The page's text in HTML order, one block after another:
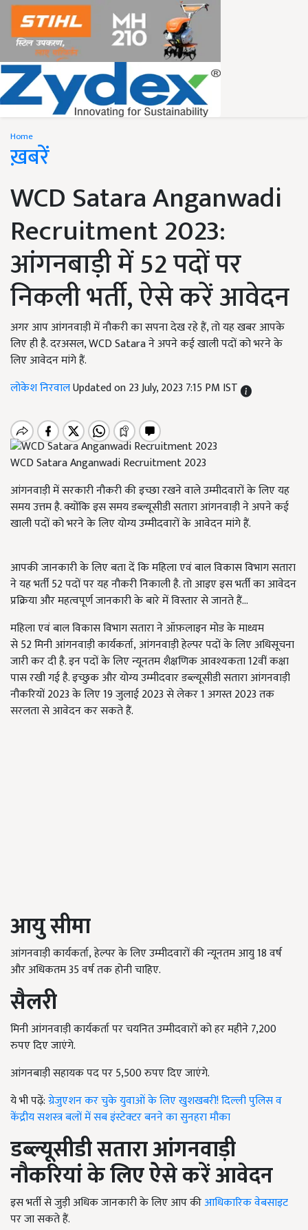
Home
ख़बरें
WCD Satara Anganwadi
Recruitment 2023:
आंगनबाड़ी में 52 पदों पर
निकली भर्ती, ऐसे करें आवेदन
अगर आप आंगनवाड़ी में नौकरी का सपना देख रहे हैं, तो यह खबर आपके
लिए ही है. दरअसल, WCD Satara ने अपने कई खाली पदों को भरने के
लिए आवेदन मांगे हैं.
लोकेश निरवालUpdated on 23 July, 2023 7:15 PM IST
WCD Satara Anganwadi Recruitment 2023
आंगनवाड़ी में सरकारी नौकरी की इच्छा रखने वाले उम्मीदवारों के लिए यह
समय उत्तम है. क्योंकि इस समय डब्ल्यूसीडी सतारा आंगनवाड़ी ने अपने कई
खाली पदों को भरने के लिए योग्य उम्मीदवारों के आवेदन मांगे हैं.
आपकी जानकारी के लिए बता दें कि महिला एवं बाल विकास विभाग सतारा
ने यह भर्ती 52पदों पर यह नौकरी निकाली है. तो आइए इस भर्ती का आवेदन
प्रक्रिया और महत्वपूर्ण जानकारी के बारे में विस्तार से जानते हैं...
महिला एवं बाल विकास विभाग सतारा ने ऑफ़लाइन मोड के माध्यम
से 52मिनी आंगनवाड़ी कार्यकर्ता, आंगनवाड़ी हेल्पर पदों के लिए अधिसूचना
जारी कर दी है. इन पदों के लिए न्यूनतम शैक्षणिक आवश्यकता 12वीं कक्षा
पास रखी गई है. इच्छुक और योग्य उम्मीदवार डब्ल्यूसीडी सतारा आंगनवाड़ी
नौकरियों 2023के लिए19जुलाई2023से लेकर1अगस्त2023तक
सरलता से आवेदन कर सकते हैं.
आयु सीमा
आंगनवाड़ी कार्यकर्ता, हेल्पर के लिए उम्मीदवारों की न्यूनतम आयु 18वर्ष
और अधिकतम35वर्ष तक होनी चाहिए.
सैलरी
मिनी आंगनवाड़ी कार्यकर्ता पर चयनित उम्मीदवारों को हर महीने 7,200
रुपए दिए जाएंगे.
आंगनबाड़ी सहायक पद पर 5,500रुपए दिए जाएंगे.
ये भी पढ़ें:ग्रेजुएशन कर चुके युवाओं के लिए खुशखबरी! दिल्ली पुलिस व
केंद्रीय सशस्त्र बलों में सब इंस्टेक्टर बनने का सुनहरा मौका
डब्ल्यूसीडी सतारा आंगनवाड़ी
नौकरियां के लिए ऐसे करें आवेदन
इस भर्ती से जुड़ी अधिक जानकारी के लिए आपकीआधिकारिक वेबसाइट
पर जा सकते हैं.